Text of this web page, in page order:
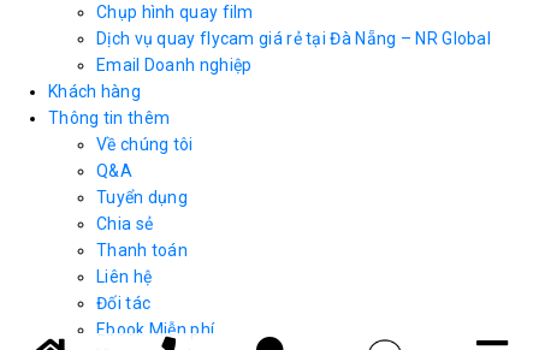
Chụp hình quay film
Dịch vụ quay flycam giá rẻ tại Đà Nẵng – NR Global
Email Doanh nghiệp
Khách hàng
Thông tin thêm
Về chúng tôi
Q&A
Tuyển dụng
Chia sẻ
Thanh toán
Liên hệ
Đối tác
Ebook Miễn phí